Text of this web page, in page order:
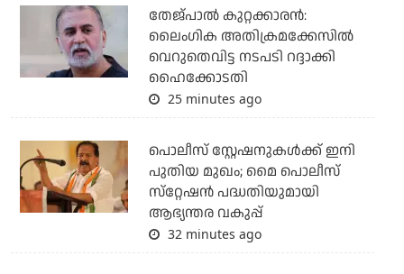
തേജ്പാല്‍ കുറ്റക്കാരന്‍:
ലൈംഗിക അതിക്രമക്കേസില്‍
വെറുതെവിട്ട നടപടി റദ്ദാക്കി
ഹൈക്കോടതി
25 minutes ago
പൊലീസ് സ്റ്റേഷനുകള്‍ക്ക് ഇനി
പുതിയ മുഖം; മൈ പൊലീസ്
സ്‌റ്റേഷന്‍ പദ്ധതിയുമായി
ആഭ്യന്തര വകുപ്പ്
32 minutes ago